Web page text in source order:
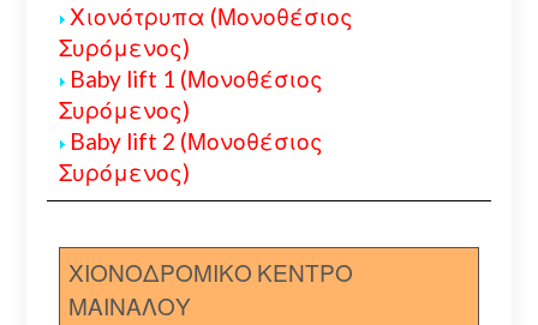
Χιονότρυπα (Μονοθέσιος
Συρόμενος)
Baby lift 1 (Μονοθέσιος
Συρόμενος)
Baby lift 2 (Μονοθέσιος
Συρόμενος)
ΧΙΟΝΟΔΡΟΜΙΚΟ ΚΕΝΤΡΟ
ΜΑΙΝΑΛΟΥ